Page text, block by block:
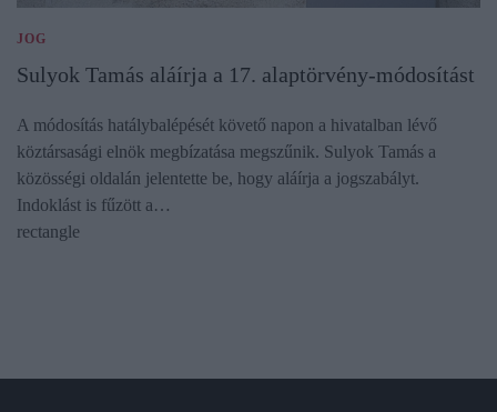
JOG
Sulyok Tamás aláírja a 17. alaptörvény-módosítást
A módosítás hatálybalépését követő napon a hivatalban lévő
köztársasági elnök megbízatása megszűnik. Sulyok Tamás a
közösségi oldalán jelentette be, hogy aláírja a jogszabályt.
Indoklást is fűzött a…
rectangle